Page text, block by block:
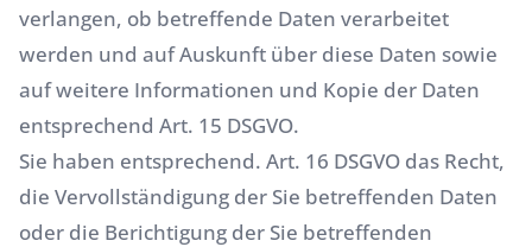
verlangen, ob betreffende Daten verarbeitet
werden und auf Auskunft über diese Daten sowie
auf weitere Informationen und Kopie der Daten
entsprechend Art. 15 DSGVO.
Sie haben entsprechend. Art. 16 DSGVO das Recht,
die Vervollständigung der Sie betreffenden Daten
oder die Berichtigung der Sie betreffenden